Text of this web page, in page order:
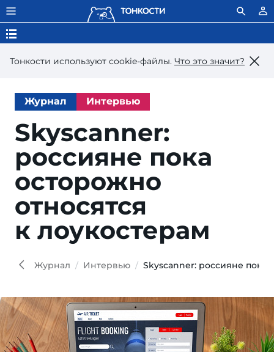
Тонкости используют сookie-файлы. Что это значит?
Журнал Интервью
Skyscanner:
россияне пока
осторожно
относятся
к лоукостерам
Журнал Интервью Skyscanner: россияне пока